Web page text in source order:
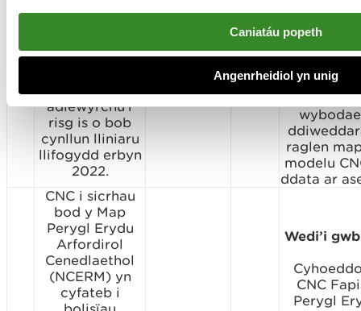
Caniatáu popeth
Angenrheidiol yn unig
Gronfa Ddata
sicrhau bod
adlewyrchu’r
risg is o bob
cynllun lliniaru
llifogydd erbyn
2022.
A - D
Mae
Llifogydd
yn cael
6 mis
raglen
modelu
ddata ar
CNC i sicrhau
bod y Map
Perygl Erydu
Arfordirol
Cenedlaethol
(NCERM) yn
cyfateb i
Wedi’i
CNC
Perygl